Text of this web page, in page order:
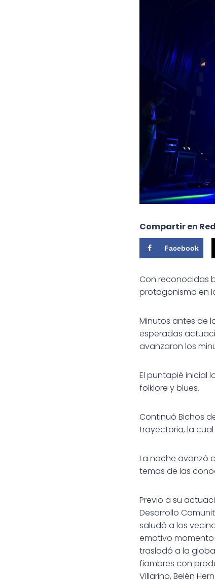
Compartir en
Facebook
Con reconocidas
protagonismo en
Minutos antes de
esperadas
avanzaron los
El puntapié inicial
folklore y blues.
Continuó Bichos
trayectoria, la
La noche avanzó
temas de las
Previo a su
Desarrollo
saludó a los
emotivo momento
trasladó a la
fiambres con
Villarino, Belén